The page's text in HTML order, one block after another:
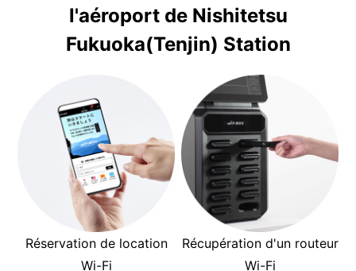
l'aéroport de Nishitetsu
Fukuoka(Tenjin) Station
Réservation de location
Wi-Fi
Récupération d'un routeur
Wi-Fi